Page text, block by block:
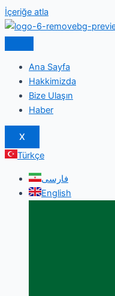
İçeriğe atla
Ana Sayfa
Hakkimizda
Bize Ulaşın
Haber
X
Türkçe
فارسی
English